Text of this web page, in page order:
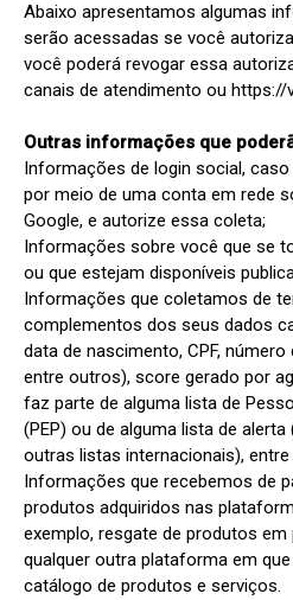
Abaixo apresentamos algumas
serão acessadas se você
você poderá revogar essa
canais de atendimento ou https://
Outras informações que
Informações de login social,
por meio de uma conta em rede
Google, e autorize essa coleta;
Informações sobre você que se
ou que estejam disponíveis
Informações que coletamos de
complementos dos seus dados
data de nascimento, CPF,
entre outros), score gerado por
faz parte de alguma lista de
(PEP) ou de alguma lista de alerta
outras listas internacionais),
Informações que recebemos de
produtos adquiridos nas
exemplo, resgate de produtos
qualquer outra plataforma em
catálogo de produtos e serviços.